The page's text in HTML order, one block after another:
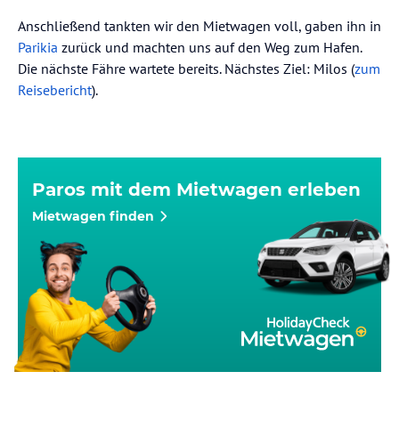
Anschließend tankten wir den Mietwagen voll, gaben ihn in
Parikia zurück und machten uns auf den Weg zum Hafen.
Die nächste Fähre wartete bereits. Nächstes Ziel: Milos (zum
Reisebericht).
Paros mit dem Mietwagen erleben
Mietwagen finden